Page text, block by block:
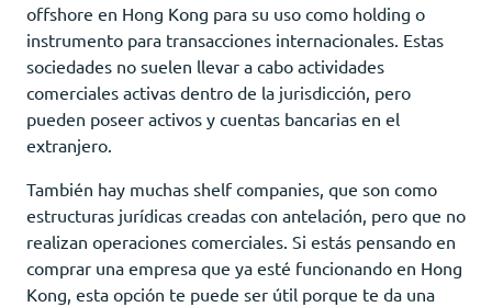
offshore en Hong Kong para su uso como holding o
instrumento para transacciones internacionales. Estas
sociedades no suelen llevar a cabo actividades
comerciales activas dentro de la jurisdicción, pero
pueden poseer activos y cuentas bancarias en el
extranjero.
También hay muchas shelf companies, que son como
estructuras jurídicas creadas con antelación, pero que no
realizan operaciones comerciales. Si estás pensando en
comprar una empresa que ya esté funcionando en Hong
Kong, esta opción te puede ser útil porque te da una